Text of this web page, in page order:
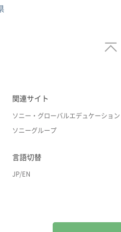
関連サイト
ソニー・グローバルエデュケーション
ソニーグループ
言語切替
JP/EN